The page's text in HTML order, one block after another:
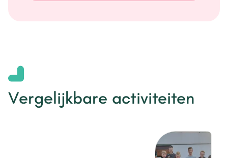
Vergelijkbare activiteiten